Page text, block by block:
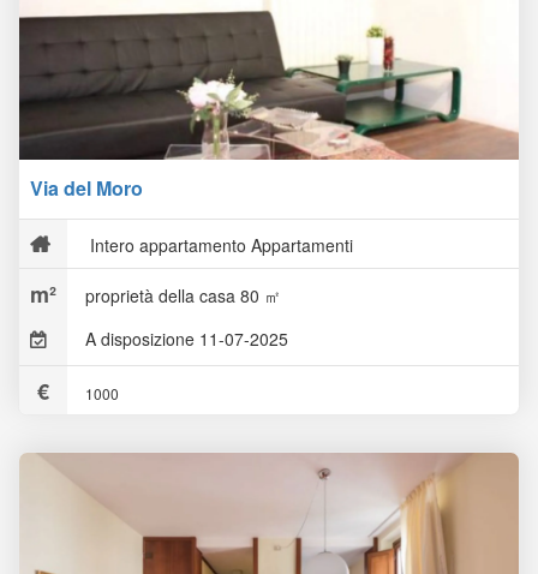
Via del Moro
Intero appartamento Appartamenti
proprietà della casa 80 ㎡
A disposizione 11-07-2025
1000